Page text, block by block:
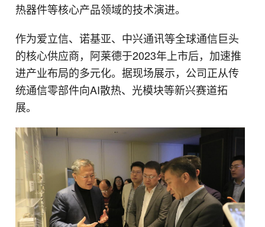
热器件等核心产品领域的技术演进。
作为爱立信、诺基亚、中兴通讯等全球通信巨头
的核心供应商，阿莱德于2023年上市后，加速推
进产业布局的多元化。据现场展示，公司正从传
统通信零部件向AI散热、光模块等新兴赛道拓
展。